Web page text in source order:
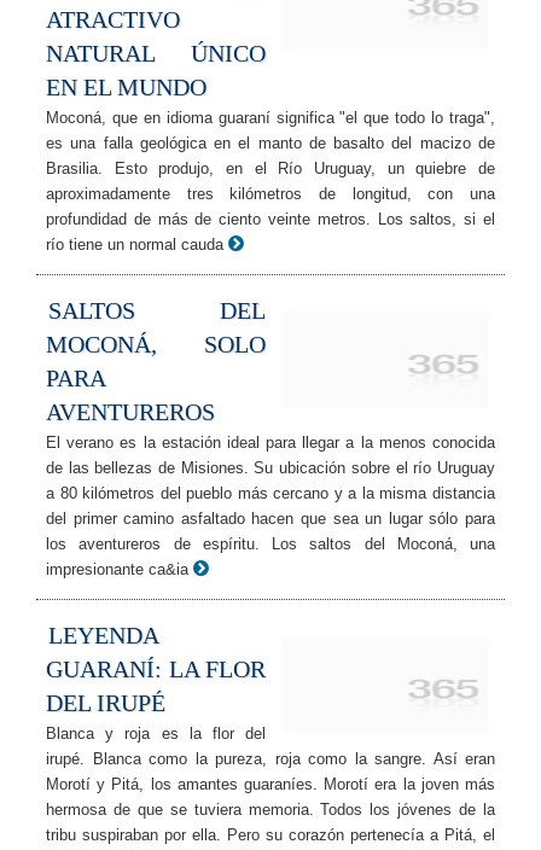
ATRACTIVO
NATURAL ÚNICO
EN EL MUNDO
Moconá, que en idioma guaraní significa "el que todo lo traga",
es una falla geológica en el manto de basalto del macizo de
Brasilia. Esto produjo, en el Río Uruguay, un quiebre de
aproximadamente tres kilómetros de longitud, con una
profundidad de más de ciento veinte metros. Los saltos, si el
río tiene un normal cauda
SALTOS DEL
MOCONÁ, SOLO
PARA
AVENTUREROS
El verano es la estación ideal para llegar a la menos conocida
de las bellezas de Misiones. Su ubicación sobre el río Uruguay
a 80 kilómetros del pueblo más cercano y a la misma distancia
del primer camino asfaltado hacen que sea un lugar sólo para
los aventureros de espíritu. Los saltos del Moconá, una
impresionante ca&ia
LEYENDA
GUARANÍ: LA FLOR
DEL IRUPÉ
Blanca y roja es la flor del
irupé. Blanca como la pureza, roja como la sangre. Así eran
Morotí y Pitá, los amantes guaraníes. Morotí era la joven más
hermosa de que se tuviera memoria. Todos los jóvenes de la
tribu suspiraban por ella. Pero su corazón pertenecía a Pitá, el